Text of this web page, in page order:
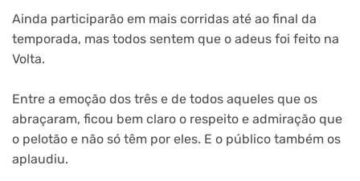
Ainda participarão em mais corridas até ao final da
temporada, mas todos sentem que o adeus foi feito na
Volta.
Entre a emoção dos três e de todos aqueles que os
abraçaram, ficou bem claro o respeito e admiração que
o pelotão e não só têm por eles. E o público também os
aplaudiu.